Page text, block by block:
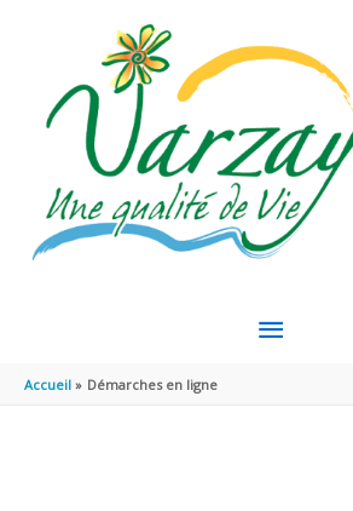
MENU
Accueil Démarches en ligne